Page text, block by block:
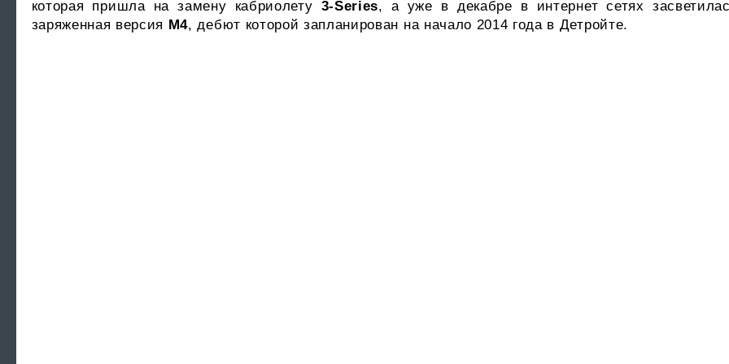
которая пришла на замену кабриолету 3-Series, а уже в декабре в интернет сетях
заряженная версия M4, дебют которой запланирован на начало 2014 года в Детройте.